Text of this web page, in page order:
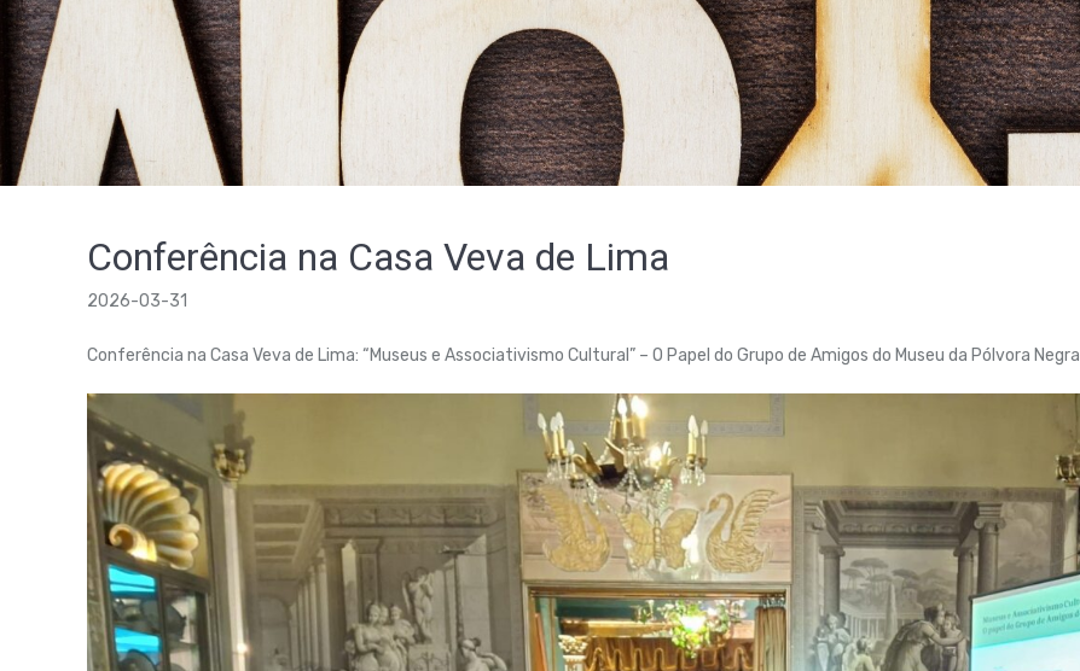
Conferência na Casa Veva de Lima
2026-03-31
Conferência na Casa Veva de Lima: “Museus e Associativismo Cultural” – O Papel do Grupo de Amigos do Museu da Pólvora Negra